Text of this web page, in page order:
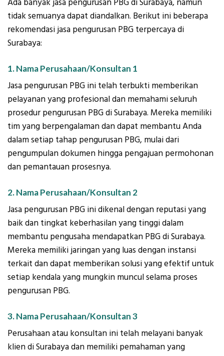
Ada banyak jasa pengurusan PBG di Surabaya, namun
tidak semuanya dapat diandalkan. Berikut ini beberapa
rekomendasi jasa pengurusan PBG terpercaya di
Surabaya:
1. Nama Perusahaan/Konsultan 1
Jasa pengurusan PBG ini telah terbukti memberikan
pelayanan yang profesional dan memahami seluruh
prosedur pengurusan PBG di Surabaya. Mereka memiliki
tim yang berpengalaman dan dapat membantu Anda
dalam setiap tahap pengurusan PBG, mulai dari
pengumpulan dokumen hingga pengajuan permohonan
dan pemantauan prosesnya.
2. Nama Perusahaan/Konsultan 2
Jasa pengurusan PBG ini dikenal dengan reputasi yang
baik dan tingkat keberhasilan yang tinggi dalam
membantu pengusaha mendapatkan PBG di Surabaya.
Mereka memiliki jaringan yang luas dengan instansi
terkait dan dapat memberikan solusi yang efektif untuk
setiap kendala yang mungkin muncul selama proses
pengurusan PBG.
3. Nama Perusahaan/Konsultan 3
Perusahaan atau konsultan ini telah melayani banyak
klien di Surabaya dan memiliki pemahaman yang